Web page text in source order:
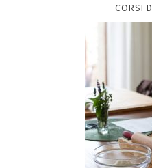
CORSI